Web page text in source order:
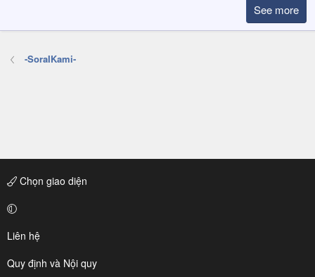
See more
-SoraIKami-
Chọn giao diện
Liên hệ
Quy định và Nội quy